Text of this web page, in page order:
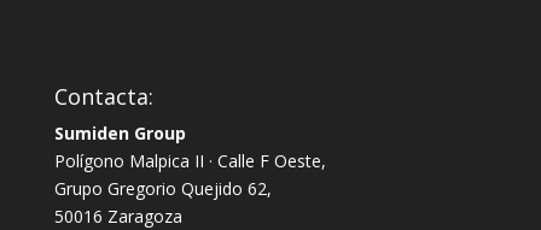
Contacta:
Sumiden Group
Polígono Malpica II · Calle F Oeste,
Grupo Gregorio Quejido 62,
50016 Zaragoza